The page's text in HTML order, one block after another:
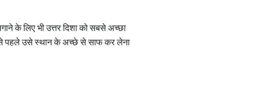
के लिए भी उत्तर दिशा को सबसे अच्छा
पहले उसे स्थान के अच्छे से साफ कर लेना